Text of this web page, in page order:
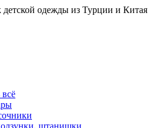
одежды из Турции и Китая
всё
штанишки